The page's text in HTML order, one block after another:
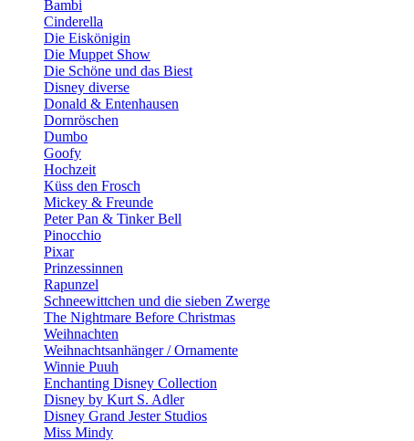
Bambi
Cinderella
Die Eiskönigin
Die Muppet Show
Die Schöne und das Biest
Disney diverse
Donald & Entenhausen
Dornröschen
Dumbo
Goofy
Hochzeit
Küss den Frosch
Mickey & Freunde
Peter Pan & Tinker Bell
Pinocchio
Pixar
Prinzessinnen
Rapunzel
Schneewittchen und die sieben Zwerge
The Nightmare Before Christmas
Weihnachten
Weihnachtsanhänger / Ornamente
Winnie Puuh
Enchanting Disney Collection
Disney by Kurt S. Adler
Disney Grand Jester Studios
Miss Mindy